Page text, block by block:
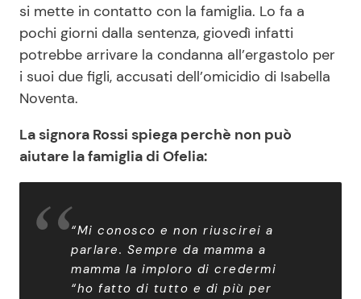
si mette in contatto con la famiglia. Lo fa a
pochi giorni dalla sentenza, giovedì infatti
potrebbe arrivare la condanna all’ergastolo per
i suoi due figli, accusati dell’omicidio di Isabella
Noventa.
La signora Rossi spiega perchè non può
aiutare la famiglia di Ofelia:
“Mi conosco e non riuscirei a
parlare. Sempre da mamma a
mamma la imploro di credermi
“ho fatto di tutto e di più per